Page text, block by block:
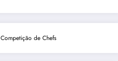
Competição de Chefs